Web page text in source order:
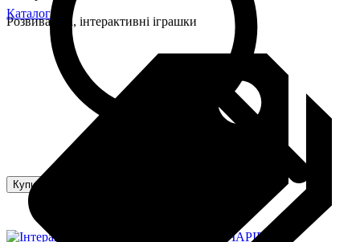
Розвивальні, інтерактивні іграшки
Купити
Каталог